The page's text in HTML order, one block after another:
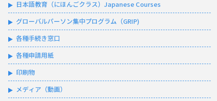
日本語教育（にほんごクラス）Japanese Courses
グローバルパーソン集中プログラム（GRIP)
各種手続き窓口
各種申請用紙
印刷物
メディア（動画）